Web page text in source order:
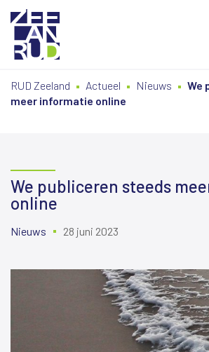
naar
naarRUD Zeeland Actueel Nieuws
We
meer informatie online
We publiceren steeds
online
Nieuws 28 juni 2023